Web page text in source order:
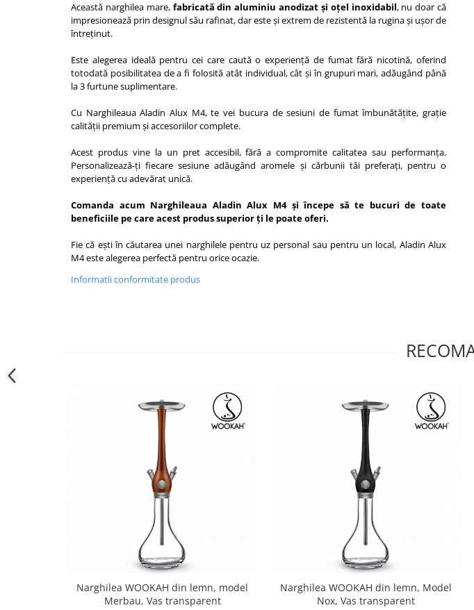
Această narghilea mare,fabricată din aluminiu anodizat și oțel inoxidabil, nu doar că
impresionează prin designul său rafinat, dar este și extrem de rezistentă la rugina și ușor de
întreținut.
Este alegerea ideală pentru cei care caută o experiență de fumat fără nicotină, oferind
totodată posibilitatea de a fi folosită atât individual, cât și în grupuri mari, adăugând până
la 3 furtune suplimentare.
Cu Narghileaua Aladin Alux M4, te vei bucura de sesiuni de fumat îmbunătățite, grație
calității premium și accesoriilor complete.
Acest produs vine la un pret accesibil, fără a compromite calitatea sau performanța.
Personalizează-ți fiecare sesiune adăugândaromele și cărbunii tăipreferați, pentru o
experiență cu adevărat unică.
Comanda acum Narghileaua Aladin Alux M4 și începe să te bucuri de toate
beneficiile pe care acest produs superior ți le poate oferi.
Fie că ești în căutarea unei narghilele pentru uz personal sau pentru un local, Aladin Alux
M4 este alegerea perfectă pentru orice ocazie.
Informatii conformitate produs
Narghilea WOOKAH din lemn, model
Merbau, Vas transparent
Narghilea WOOKAH din lemn, Model
Nox, Vas transparent